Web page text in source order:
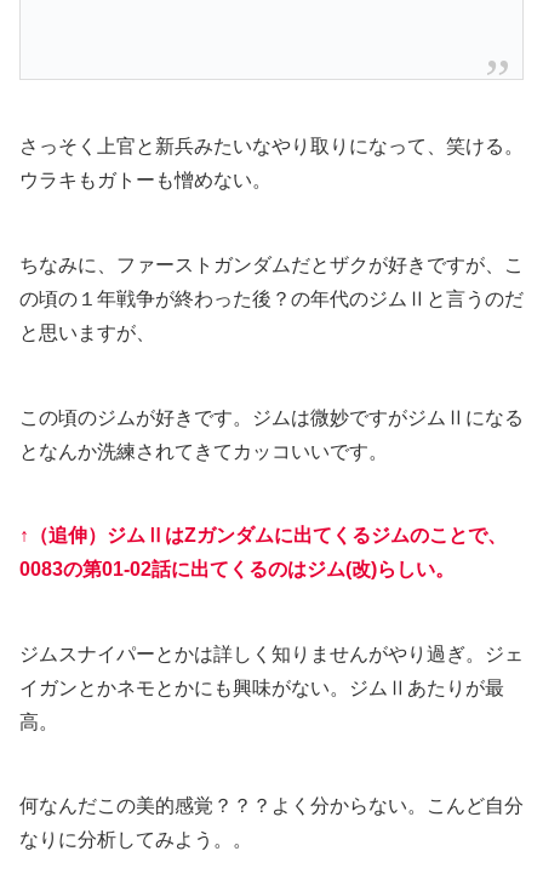
さっそく上官と新兵みたいなやり取りになって、笑ける。
ウラキもガトーも憎めない。
ちなみに、ファーストガンダムだとザクが好きですが、こ
の頃の１年戦争が終わった後？の年代のジムⅡと言うのだ
と思いますが、
この頃のジムが好きです。ジムは微妙ですがジムⅡになる
となんか洗練されてきてカッコいいです。
↑（追伸）ジムⅡはZガンダムに出てくるジムのことで、
0083の第01-02話に出てくるのはジム(改)らしい。
ジムスナイパーとかは詳しく知りませんがやり過ぎ。ジェ
イガンとかネモとかにも興味がない。ジムⅡあたりが最
高。
何なんだこの美的感覚？？？よく分からない。こんど自分
なりに分析してみよう。。